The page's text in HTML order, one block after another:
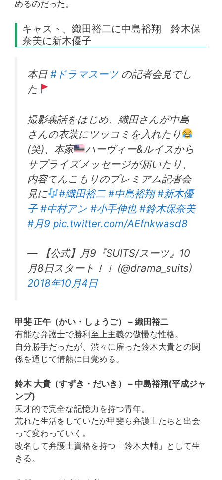
めるのだった。
キャスト、織田裕二に中島裕翔 鈴木保
奈美に新木優子
本日 #ドラマスーツの記者会見でし
た
撮影裏話をはじめ、織田さんが中島
さんの衣装にツッコミを入れたり
(笑)、本家
ハーヴィー&ルイスから
サプライズメッセージが届いたり、
内容てんこもりのプレミアム記者会
見に
#織田裕二 #中島裕翔 #新木優
子 #中村アン #小手伸也 #鈴木保奈美
#月9 pic.twitter.com/AEfnkwasd8
— 【公式】月9『SUITS/スーツ』10
月8日スタート！！ (@drama_suits)
2018年10月4日
甲斐 正午（かい・しょうご） – 織田裕二
有能な弁護士で勝利至上主義の傲慢な性格。
自分勝手だったが、渋々に雇った鈴木大貴との関
係を通じて情熱に目覚める。
鈴木 大貴（すずき・だいき） – 中島裕翔(平成ジャ
ンプ)
天才的で完全な記憶力を持つ青年。
荒れた生活をしていたが甲斐ら弁護士たちと出会
って変わっていく。
改名して弁護士資格を持つ「鈴木大輔」として生
きる。